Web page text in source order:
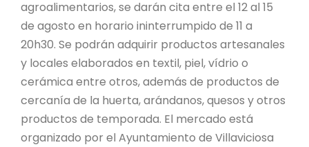
agroalimentarios, se darán cita entre el 12 al 15
de agosto en horario ininterrumpido de 11 a
20h30. Se podrán adquirir productos artesanales
y locales elaborados en textil, piel, vídrio o
cerámica entre otros, además de productos de
cercanía de la huerta, arándanos, quesos y otros
productos de temporada. El mercado está
organizado por el Ayuntamiento de Villaviciosa